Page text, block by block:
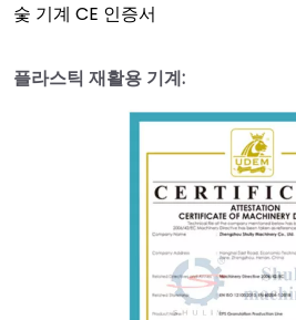
숯 기계 CE 인증서
플라스틱 재활용 기계: